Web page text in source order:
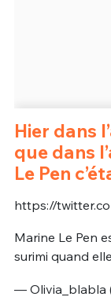
Hier dans
que dans
Le Pen
https://
Marine Le Pen
surimi quand
— Olivia_blabla